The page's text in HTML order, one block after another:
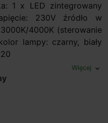
1 x LED zintegrowany
230V źródło w
4000K (sterowanie
lampy: czarny, biały
Więcej expand_more